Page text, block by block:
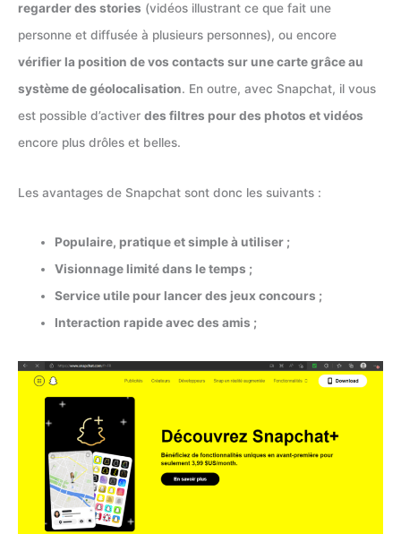
regarder des stories (vidéos illustrant ce que fait une
personne et diffusée à plusieurs personnes), ou encore
vérifier la position de vos contacts sur une carte grâce au
système de géolocalisation. En outre, avec Snapchat, il vous
est possible d’activer des filtres pour des photos et vidéos
encore plus drôles et belles.
Les avantages de Snapchat sont donc les suivants :
Populaire, pratique et simple à utiliser ;
Visionnage limité dans le temps ;
Service utile pour lancer des jeux concours ;
Interaction rapide avec des amis ;